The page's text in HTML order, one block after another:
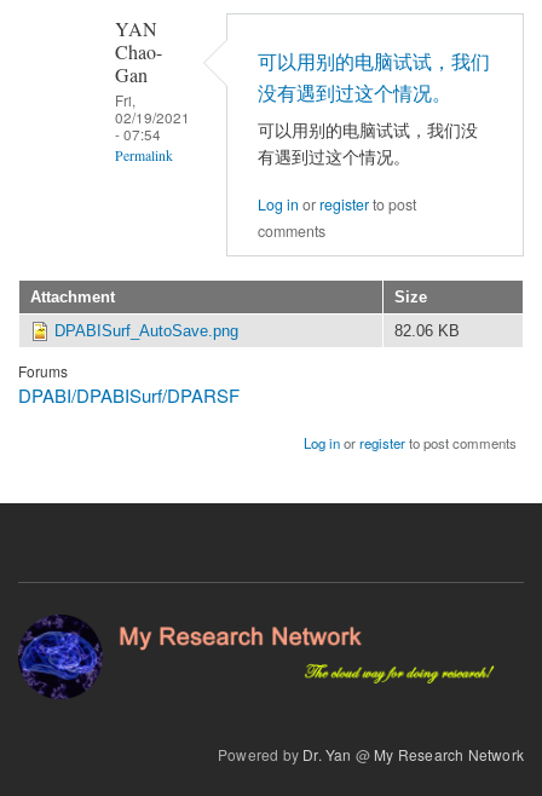
严
老
师，
您
好，
我
dpabisurf
1.5
版
Lee
YAN
Chao-
Gan
Fri,
02/19/2021
- 07:54
Permalink
严
老
师，
好，
by
可以用别的电脑试试，我们
没有遇到过这个情况。
可以用别的电脑试试，我们没
有遇到过这个情况。
Log in orregisterto post
comments
Attachment
Size
DPABISurf_AutoSave.png
82.06 KB
Forums
DPABI/DPABISurf/DPARSF
Log inorregisterto post comments
Powered by Dr. Yan @ My Research Network